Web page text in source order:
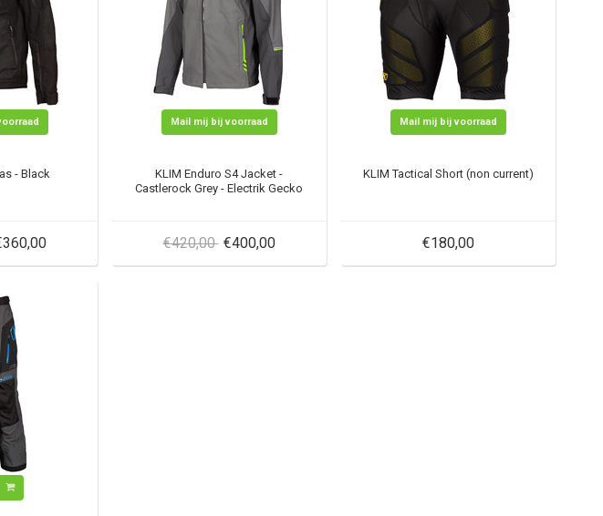
- Black
Mail mij bij voorraad
KLIM Enduro S4 Jacket -
Castlerock Grey - Electrik Gecko
€420,00 €400,00
Mail mij bij voorraad
KLIM Tactical Short (non current)
€180,00